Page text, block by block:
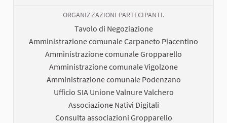
ORGANIZZAZIONI PARTECIPANTI.
Tavolo di Negoziazione
Amministrazione comunale Carpaneto Piacentino
Amministrazione comunale Gropparello
Amministrazione comunale Vigolzone
Amministrazione comunale Podenzano
Ufficio SIA Unione Valnure Valchero
Associazione Nativi Digitali
Consulta associazioni Gropparello